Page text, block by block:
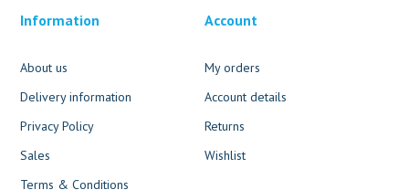
Information
About us
Delivery information
Privacy Policy
Sales
Terms & Conditions
Account
My orders
Account details
Returns
Wishlist